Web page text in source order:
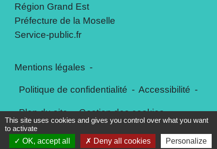
Région Grand Est
Préfecture de la Moselle
Service-public.fr
Mentions légales -
Politique de confidentialité - Accessibilité -
Plan du site - Gestion des cookies
Site créé en partenariat avec Réseau des Communes
This site uses cookies and gives you control over what you want
to activate
OK, accept all
Deny all cookies Personalize